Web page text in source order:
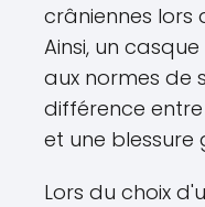
crâniennes lors
Ainsi, un
aux normes de
différence
et une blessure
Lors du choix